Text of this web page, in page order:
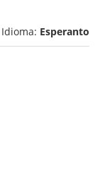
Idioma: Esperanto